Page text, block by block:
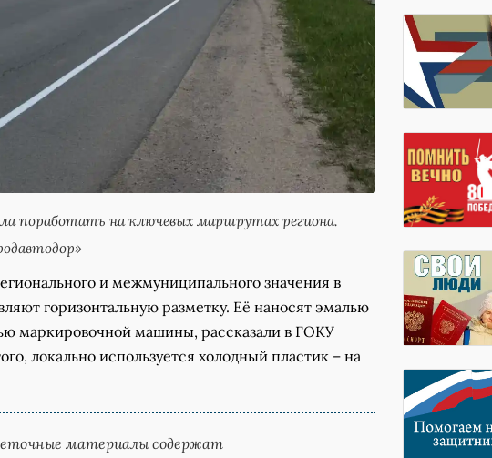
поработать на ключевых маршрутах региона.
и межмуниципального значения в
горизонтальную разметку. Её наносят эмалью
маркировочной машины, рассказали в ГОКУ
локально используется холодный пластик – на
материалы содержат